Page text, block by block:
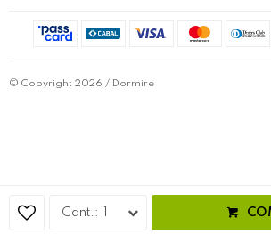
© Copyright 2026 / Dormire